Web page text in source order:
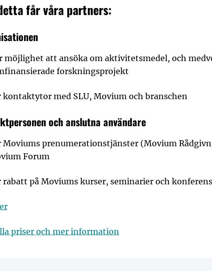
får våra partners:
möjlighet att ansöka om aktivitetsmedel, och
forskningsprojekt
kontaktytor med SLU, Movium och branschen
och anslutna användare
Moviums prenumerationstjänster (Movium
Forum
rabatt på Moviums kurser, seminarier och
priser och mer information